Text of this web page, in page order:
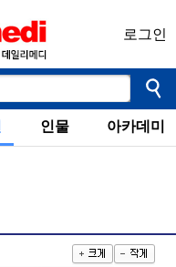
로그인
인물 아카데미